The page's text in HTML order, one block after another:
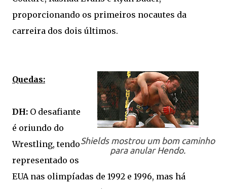
proporcionando os primeiros nocautes da
carreira dos dois últimos.
Shields mostrou um bom caminho
para anular Hendo.
Quedas:
DH: O desafiante
é oriundo do
Wrestling, tendo
representado os
EUA nas olimpíadas de 1992 e 1996, mas há